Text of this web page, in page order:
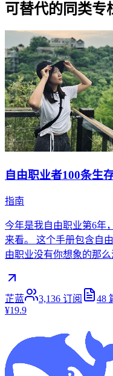
可替代的同类专
自由职业者100条生
指南
今年是我自由职业第6年
来看。 这个手册包含自
由职业没有你想象的那
芷蓝 3,136 订阅 48
¥19.9